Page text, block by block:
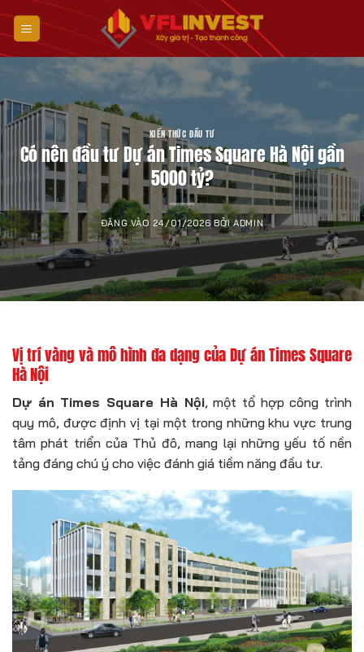
qua
nội
KIẾN THỨC ĐẦU TƯ
Có nên đầu tư Dự án Times Square Hà Nội gần
5000 tỷ?
ĐĂNG VÀO 24/01/2026 BỞIADMIN
Vị trí vàng và mô hình đa dạng của Dự án Times Square
Hà Nội
Dự án Times Square Hà Nội, một tổ hợp công trình
quy mô, được định vị tại một trong những khu vực trung
tâm phát triển của Thủ đô, mang lại những yếu tố nền
tảng đáng chú ý cho việc đánh giá tiềm năng đầu tư.